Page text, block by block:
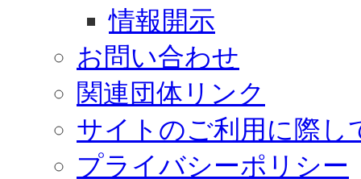
情報開示
お問い合わせ
関連団体リンク
サイトのご利用に際し
プライバシーポリシー